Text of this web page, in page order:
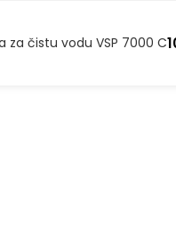
čistu vodu VSP 7000 C